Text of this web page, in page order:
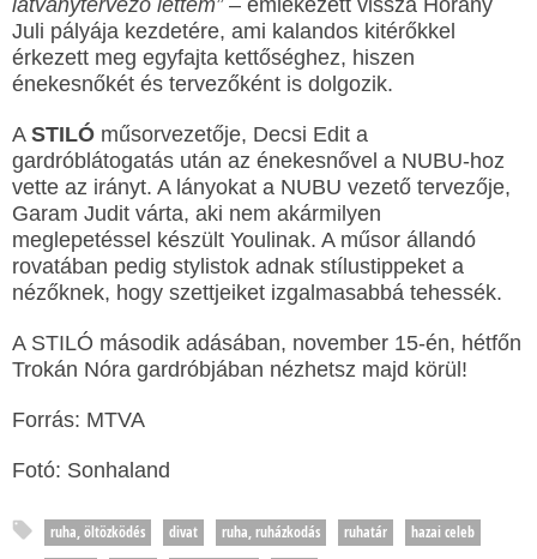
látványtervező lettem”– emlékezett vissza Horány
Juli pályája kezdetére, ami kalandos kitérőkkel
érkezett meg egyfajta kettőséghez, hiszen
énekesnőkét és tervezőként is dolgozik.
A STILÓ műsorvezetője, Decsi Edit a
gardróblátogatás után az énekesnővel a NUBU-hoz
vette az irányt. A lányokat a NUBU vezető tervezője,
Garam Judit várta, aki nem akármilyen
meglepetéssel készült Youlinak. A műsor állandó
rovatában pedig stylistok adnak stílustippeket a
nézőknek, hogy szettjeiket izgalmasabbá tehessék.
A STILÓ második adásában, november 15-én, hétfőn
Trokán Nóra gardróbjában nézhetsz majd körül!
Forrás: MTVA
Fotó: Sonhaland
ruha, öltözködés divat ruha, ruházkodás ruhatár
hazai celeb